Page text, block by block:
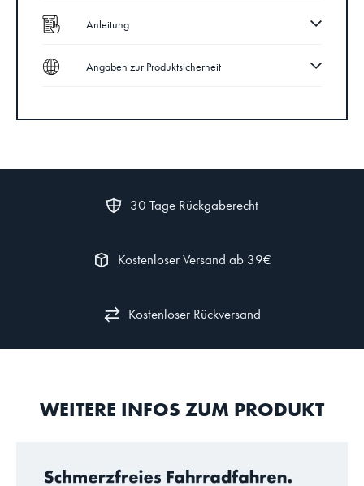
Anleitung
Angaben zur Produktsicherheit
30 Tage Rückgaberecht
Kostenloser Versand ab 39€
Kostenloser Rückversand
WEITERE INFOS ZUM PRODUKT